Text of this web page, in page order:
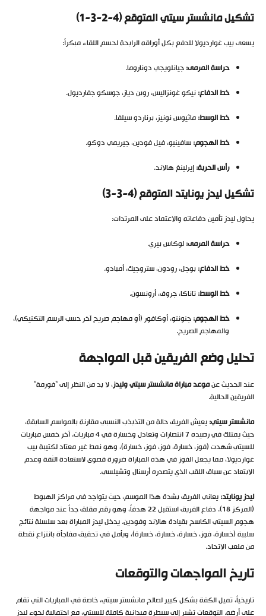
تشكيل مانشستر سيتي المتوقع (4-2-3-1)
يسعى بيب غوارديولا للدفع بكل أوراقه الرابحة لحسم اللقاء مبكراً:
حراسة المرمى:جيانلويجي دوناروما.
خط الدفاع:نيكو غونزاليس، روبن دياز، جوسكو جفارديول.
خط الوسط:ماثيوس نونيز، برناردو سيلفا.
خط الهجوم:سافينيو، فيل فودين، جيريمي دوكو.
رأس الحربة:إيرلينغ هالاند.
تشكيل ليدز يونايتد المتوقع (4-3-3)
يحاول ليدز تأمين دفاعاته والاعتماد على المرتدات:
حراسة المرمى:لوكاس بيري.
خط الدفاع:بوجل، رودون، ستروجيك، أمبادو.
خط الوسط:تاناكا، جروف، أرونسون.
خط الهجوم:جنونتو، أوكافور (أو مهاجم صريح آخر حسب الرسم التكتيكي)،
والمهاجم الصريح.
تحليل وضع الفريقين قبل المواجهة
عند الحديث عنموعد مباراة مانشستر سيتي وليدز، لا بد من النظر إلى “فورمة”
الفريقين الحالية.
مانشستر سيتي:يعيش الفريق حالة من التذبذب النسبي مقارنة بالمواسم السابقة،
حيث يمتلك في رصيده 7 انتصارات وتعادل وخسارة في 4 مباريات. آخر خمس مباريات
للسيتي شهدت (فوز، خسارة، فوز، فوز، خسارة)، وهو نمط غير معتاد لكتيبة بيب
غوارديولا، مما يجعل الفوز في هذه المباراة ضرورة قصوى لاستعادة الثقة وعدم
الابتعاد عن سباق اللقب الذي يتصدره أرسنال وتشيلسي.
ليدز يونايتد:يعاني الفريق بشدة هذا الموسم، حيث يتواجد في مراكز الهبوط
(المركز 18). دفاع الفريق استقبل 22 هدفاً، وهو رقم مقلق جداً عند مواجهة
هجوم السيتي الكاسح بقيادة هالاند وفودين. يدخل ليدز المباراة بعد سلسلة نتائج
سلبية (خسارة، فوز، خسارة، خسارة، خسارة)، ويأمل في تحقيق مفاجأة بانتزاع نقطة
من ملعب الاتحاد.
تاريخ المواجهات والتوقعات
تاريخياً، تميل الكفة بشكل كبير لصالح مانشستر سيتي، خاصة في المباريات التي تقام
على أرضه. التوقعات تشير إلى سيطرة ميدانية كاملة للسيتي، مع احتمالية لجوء ليدز